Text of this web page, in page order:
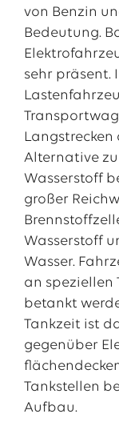
von Benzin
Bedeutung.
sehr präsent.
Langstrecken
Alternative
Wasserstoff
großer
Wasserstoff
Wasser.
an speziellen
betankt
Tankzeit ist
gegenüber
Tankstellen
Aufbau.